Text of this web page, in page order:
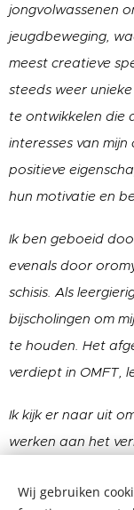
jongvolwassenen
jeugdbeweging,
meest creatieve
steeds weer
te ontwikkelen die
interesses van
positieve
hun motivatie en
Ik ben geboeid
evenals door
schisis. Als
bijscholingen om
te houden. Het
verdiept in OMFT,
Ik kijk er naar uit
werken aan het
Wij gebruiken